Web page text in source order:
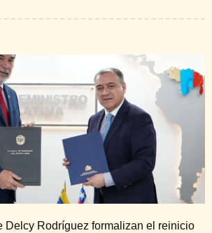
Delcy Rodríguez formalizan el reinicio